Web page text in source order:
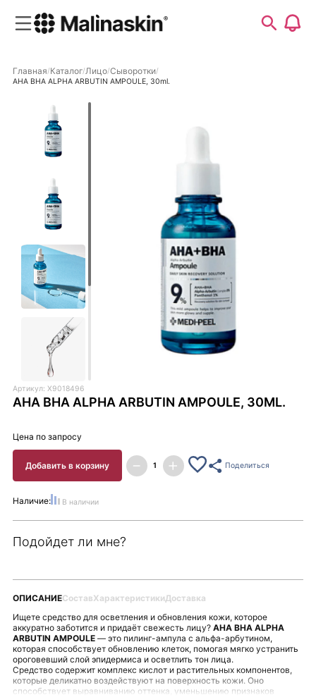
Главная Каталог Лицо Сыворотки
AHA BHA ALPHA ARBUTIN AMPOULE, 30ml.
Артикул: X9018496
AHA BHA ALPHA ARBUTIN AMPOULE, 30ML.
Цена по запросу
Добавить в корзину Поделиться
Наличие: В наличии
Подойдет ли мне?
ОПИСАНИЕСоставХарактеристикиДоставка
Ищете средство для осветления и обновления кожи, которое
аккуратно заботится и придаёт свежесть лицу? AHA BHA ALPHA
ARBUTIN AMPOULE— это пилинг-ампула с альфа-арбутином,
которая способствует обновлению клеток, помогая мягко устранить
ороговевший слой эпидермиса и осветлить тон лица.
Средство содержит комплекс кислот и растительных компонентов,
которые деликатно воздействуют на поверхность кожи. Оно
способствует выравниванию оттенка, уменьшению признаков